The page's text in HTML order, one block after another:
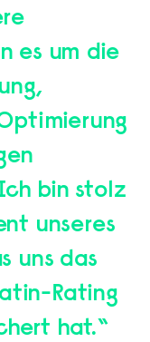
es um die
bin stolz
unseres
uns das
Rating
hat.“